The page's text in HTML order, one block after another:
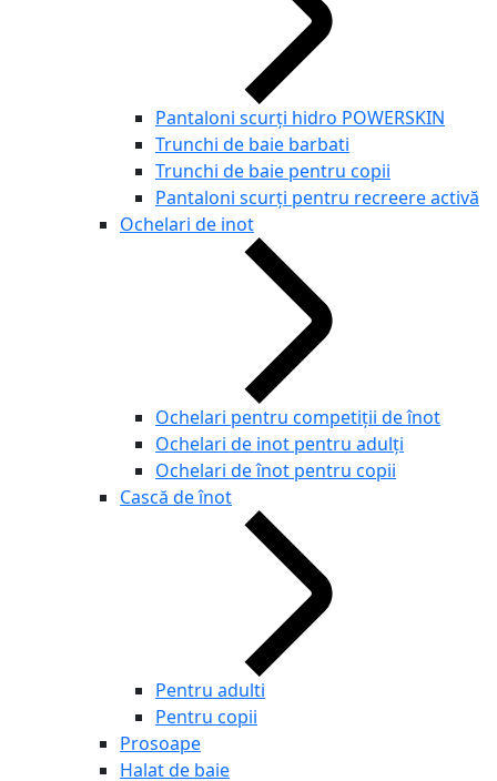
Pantaloni scurți hidro POWERSKIN
Trunchi de baie barbati
Trunchi de baie pentru copii
Pantaloni scurți pentru recreere activă
Ochelari de inot
Ochelari pentru competiţii de înot
Ochelari de inot pentru adulți
Ochelari de înot pentru copii
Cască de înot
Pentru adulti
Pentru copii
Prosoape
Halat de baie